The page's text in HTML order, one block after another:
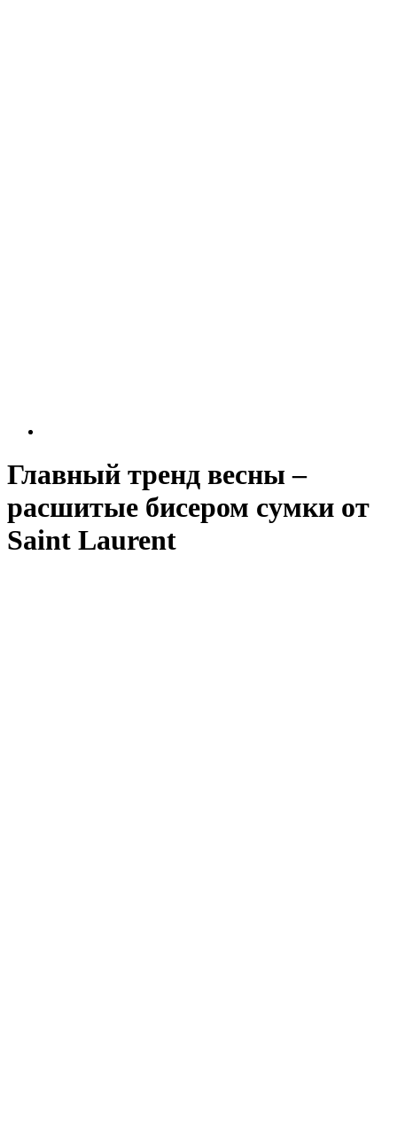
Главный тренд весны –
расшитые бисером сумки от
Saint Laurent